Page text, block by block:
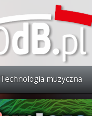
Technologia muzyczna